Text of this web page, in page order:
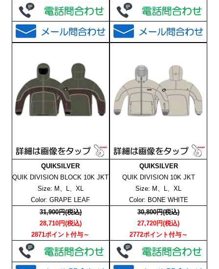
QUIKSILVER
QUIK DIVISION BLOCK 10K JKT
Size: M、L、XL
Color: GRAPE LEAF
31,900円(税込)
28,710円(税込)
2871ポイント付与～
QUIKSILVER
QUIK DIVISION 10K JKT
Size: M、L、XL
Color: BONE WHITE
30,800円(税込)
27,720円(税込)
2772ポイント付与～